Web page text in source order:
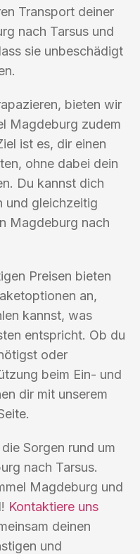
Transport deiner
nach Tarsus und
sie unbeschädigt
bieten wir
Magdeburg zudem
ist es, dir einen
ohne dabei dein
Du kannst dich
und gleichzeitig
Magdeburg nach
Preisen bieten
an,
kannst, was
entspricht. Ob du
oder
beim Ein- und
dir mit unserem
Sorgen rund um
nach Tarsus.
Magdeburg und
Kontaktiere uns
deinen
und